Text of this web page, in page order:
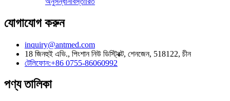
যোগাযোগ করুন
inquiry@antmed.com
18 জিনহুই এভি., পিংশান নিউ ডিস্ট্রিক্ট, শেনজেন, 518122, চীন
টেলিফোন:+86 0755-86060992
পণ্য তালিকা